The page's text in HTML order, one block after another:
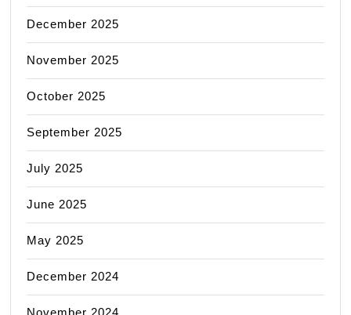
December 2025
November 2025
October 2025
September 2025
July 2025
June 2025
May 2025
December 2024